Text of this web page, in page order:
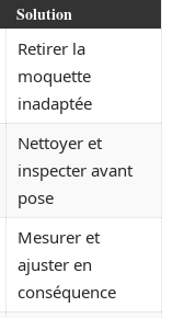
Solution
Retirer la
moquette
inadaptée
Nettoyer et
inspecter avant
pose
Mesurer et
ajuster en
conséquence